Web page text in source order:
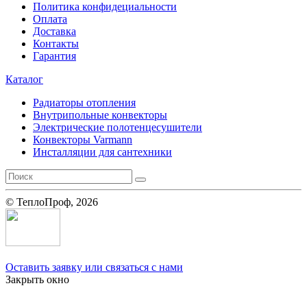
Политика конфидециальности
Оплата
Доставка
Контакты
Гарантия
Каталог
Радиаторы отопления
Внутрипольные конвекторы
Электрические полотенцесушители
Конвекторы Varmann
Инсталляции для сантехники
© ТеплоПроф, 2026
Оставить заявку или связаться с нами
Закрыть окно